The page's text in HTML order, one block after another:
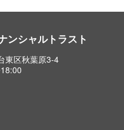
ンシャルトラスト
東区秋葉原3-4